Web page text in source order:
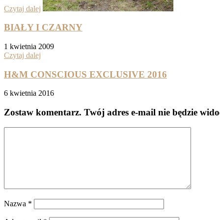
Czytaj dalej
BIAŁY I CZARNY
1 kwietnia 2009
Czytaj dalej
H&M CONSCIOUS EXCLUSIVE 2016
6 kwietnia 2016
Zostaw komentarz. Twój adres e-mail nie będzie
Nazwa *